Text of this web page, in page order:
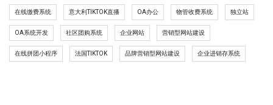
在线缴费系统 意大利TIKTOK直播 OA办公 物管收费系统 独立站
OA系统开发 社区团购系统 企业网站 营销型网站建设
在线拼团小程序 法国TIKTOK 品牌营销型网站建设 企业进销存系统